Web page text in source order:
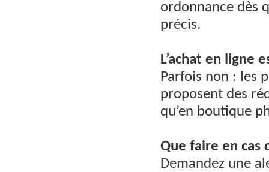
ordonnance dès
précis.
L’achat en ligne
Parfois non : les
proposent des
qu’en boutique
Que faire en cas
Demandez une